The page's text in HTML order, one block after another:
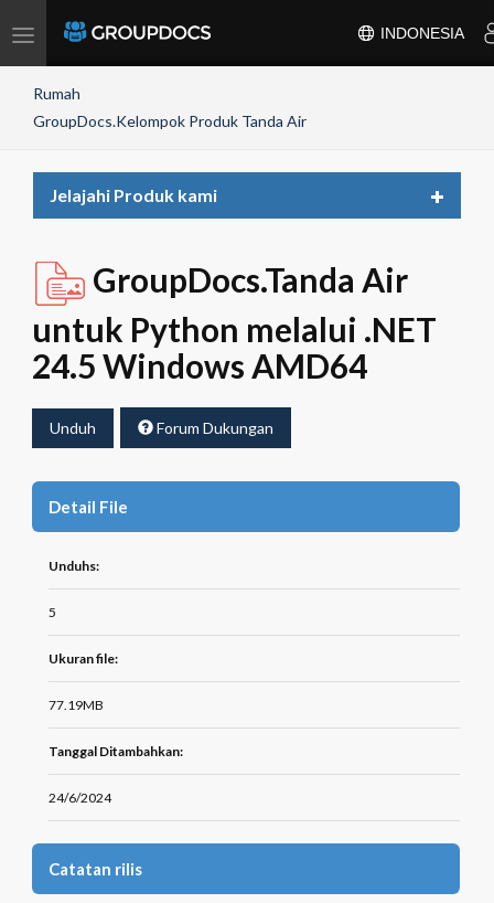
Toggle
INDONESIA
Rumah
GroupDocs.Kelompok Produk Tanda Air
Jelajahi Produk kami
Toggle
GroupDocs.Tanda Air
untuk Python melalui .NET
24.5 Windows AMD64
Unduh Forum Dukungan
Detail File
Unduhs:
5
Ukuran file:
77.19MB
Tanggal Ditambahkan:
24/6/2024
Catatan rilis